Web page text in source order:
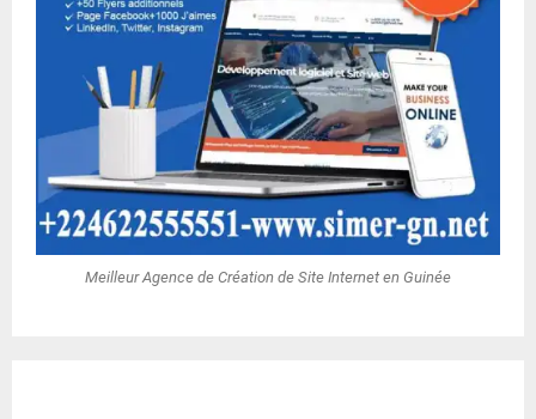
Meilleur Agence de Création de Site Internet en Guinée